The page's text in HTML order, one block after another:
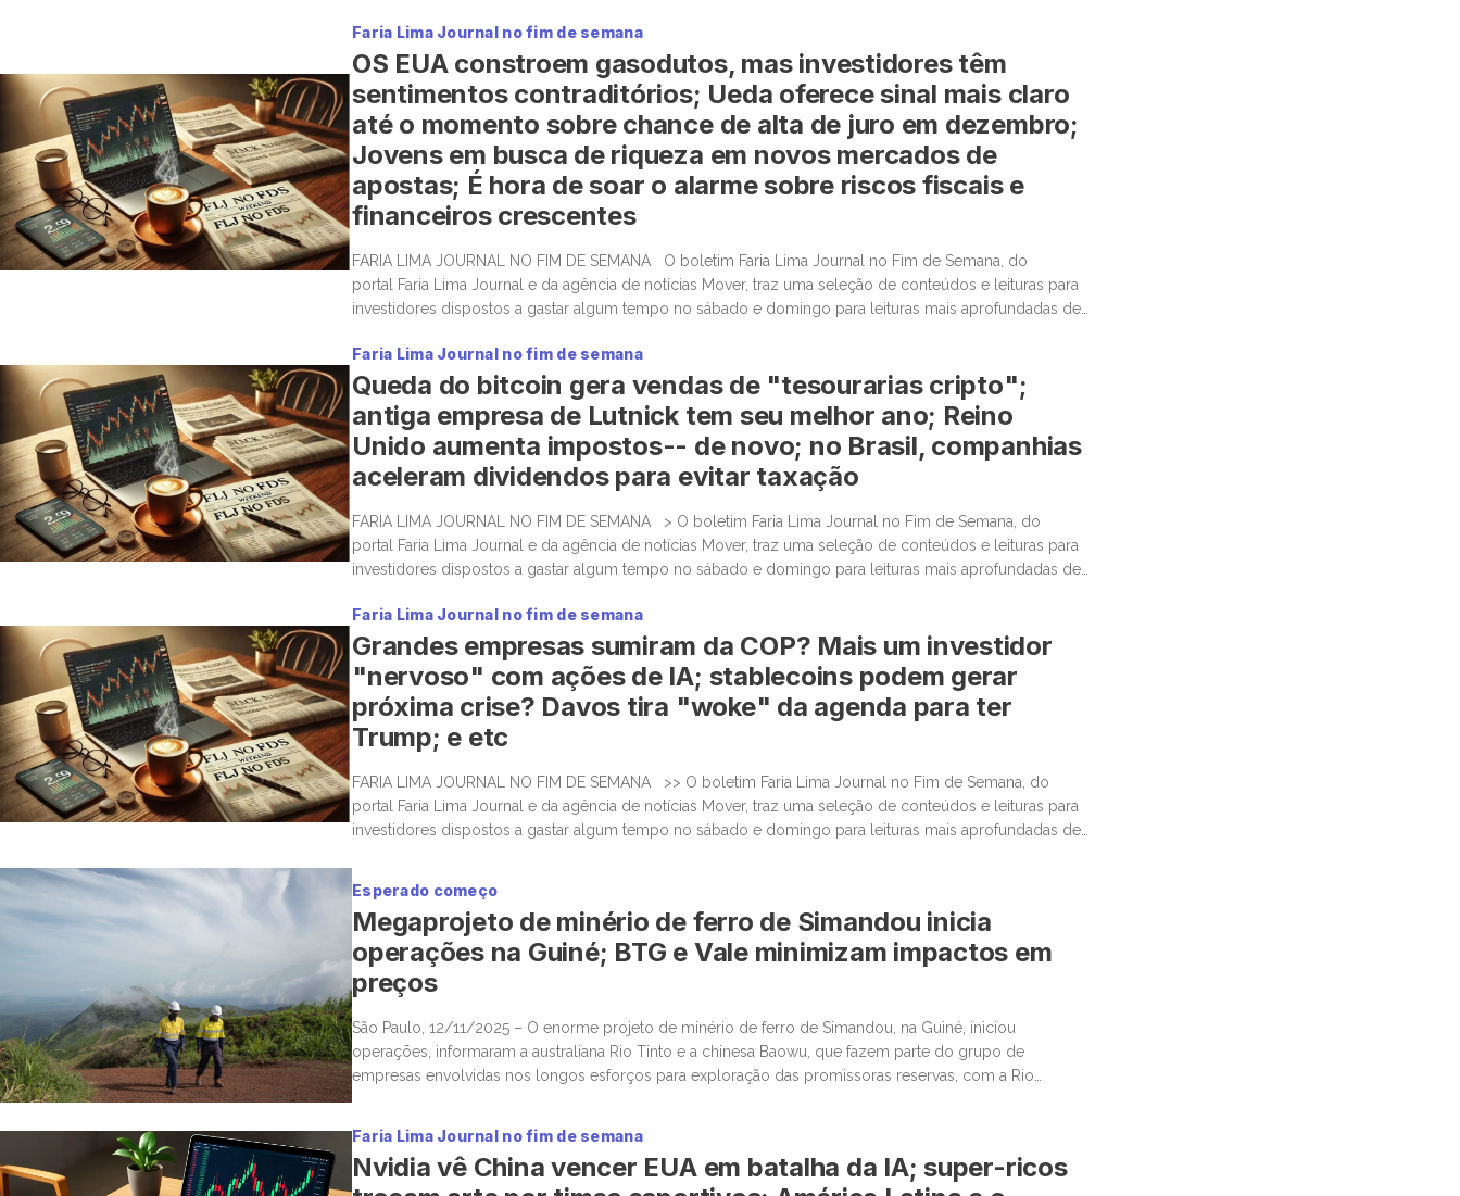
Faria Lima Journal no fim de semana
OS EUA constroem gasodutos, mas investidores têm
sentimentos contraditórios; Ueda oferece sinal mais claro
até o momento sobre chance de alta de juro em dezembro;
Jovens em busca de riqueza em novos mercados de
apostas; É hora de soar o alarme sobre riscos fiscais e
financeiros crescentes
FARIA LIMA JOURNAL NO FIM DE SEMANA O boletim Faria Lima Journal no Fim de Semana, do
portal Faria Lima Journal e da agência de notícias Mover, traz uma seleção de conteúdos e leituras para
investidores dispostos a gastar algum tempo no sábado e domingo para leituras mais aprofundadas de
Faria Lima Journal no fim de semana
Queda do bitcoin gera vendas de "tesourarias cripto";
antiga empresa de Lutnick tem seu melhor ano; Reino
Unido aumenta impostos-- de novo; no Brasil, companhias
aceleram dividendos para evitar taxação
FARIA LIMA JOURNAL NO FIM DE SEMANA > O boletim Faria Lima Journal no Fim de Semana, do
portal Faria Lima Journal e da agência de notícias Mover, traz uma seleção de conteúdos e leituras para
investidores dispostos a gastar algum tempo no sábado e domingo para leituras mais aprofundadas de
Faria Lima Journal no fim de semana
Grandes empresas sumiram da COP? Mais um investidor
"nervoso" com ações de IA; stablecoins podem gerar
próxima crise? Davos tira "woke" da agenda para ter
Trump; e etc
FARIA LIMA JOURNAL NO FIM DE SEMANA >> O boletim Faria Lima Journal no Fim de Semana, do
portal Faria Lima Journal e da agência de notícias Mover, traz uma seleção de conteúdos e leituras para
investidores dispostos a gastar algum tempo no sábado e domingo para leituras mais aprofundadas de
Esperado começo
Megaprojeto de minério de ferro de Simandou inicia
operações na Guiné; BTG e Vale minimizam impactos em
preços
São Paulo, 12/11/2025 – O enorme projeto de minério de ferro de Simandou, na Guiné, iniciou
operações, informaram a australiana Rio Tinto e a chinesa Baowu, que fazem parte do grupo de
empresas envolvidas nos longos esforços para exploração das promissoras reservas, com a Rio
Faria Lima Journal no fim de semana
Nvidia vê China vencer EUA em batalha da IA; super-ricos